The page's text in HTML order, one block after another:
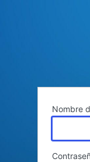
Nombre